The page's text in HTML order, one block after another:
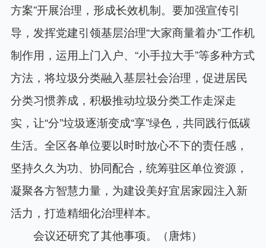
方案”开展治理，形成长效机制。要加强宣传引
导，发挥党建引领基层治理“大家商量着办”工作机
制作用，运用上门入户、“小手拉大手”等多种方式
方法，将垃圾分类融入基层社会治理，促进居民
分类习惯养成，积极推动垃圾分类工作走深走
实，让“分”垃圾逐渐变成“享”绿色，共同践行低碳
生活。全区各单位要以时时放心不下的责任感，
坚持久久为功、协同配合，统筹驻区单位资源，
凝聚各方智慧力量，为建设美好宜居家园注入新
活力，打造精细化治理样本。
会议还研究了其他事项。（唐炜）